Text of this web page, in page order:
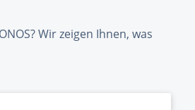
Wir zeigen Ihnen, was